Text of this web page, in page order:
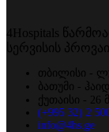
4Hospitals
სერვისის
თბილისი -
ბათუმი -
ქუთაისი - 26
(+995 32) 2
info@4hs.ge